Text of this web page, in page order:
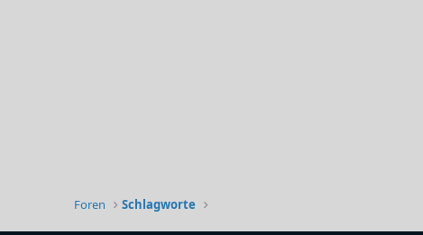
Foren Schlagworte